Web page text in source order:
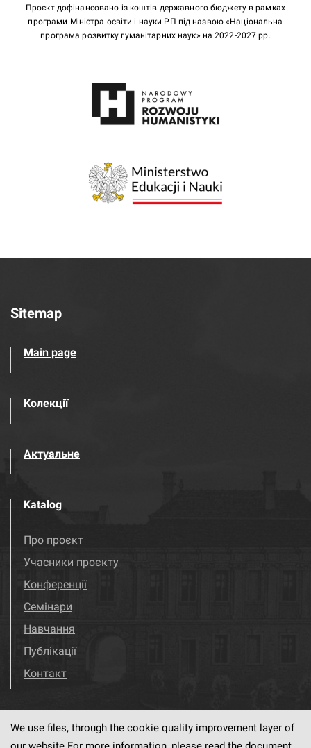
Проєкт дофінансовано із коштів державного бюджету в рамках
програми Міністра освіти і науки РП під назвою «Національна
програма розвитку гуманітарних наук» на 2022-2027 рр.
Sitemap
Main page
Колекції
Актуальне
Katalog
Про проєкт
Учасники проєкту
Конференції
Семінари
Навчання
Публікації
Контакт
Visit us! Facebook
We use files, through the cookie quality improvement layer of